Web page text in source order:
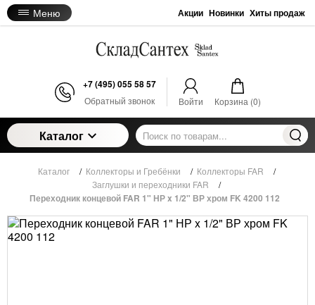
Меню Акции Новинки Хиты продаж
+7 (495) 055 58 57
Обратный звонок Войти Корзина (0)
Каталог
Каталог / Коллекторы и Гребёнки / Коллекторы FAR
/
Заглушки и переходники FAR
/
Переходник концевой FAR 1" НР x 1/2" ВР хром FK 4200 112